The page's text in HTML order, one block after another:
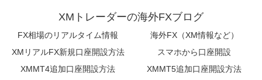
XMトレーダーの海外FXブログ
FX相場のリアルタイム情報
海外FX（XM情報など）
XMリアルFX新規口座開設方法
スマホから口座開設
XMMT4追加口座開設方法
XMMT5追加口座開設方法